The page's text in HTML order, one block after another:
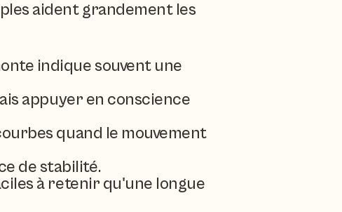
aident grandement les
indique souvent une
appuyer en conscience
quand le mouvement
de stabilité.
à retenir qu'une longue